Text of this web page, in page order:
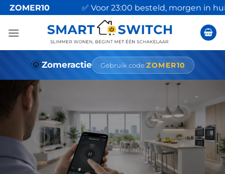
Ga
naar
inhoud
✅ Voor 23:00 besteld, morgen in huis
🌞Zomeractie Gebruik code:ZOMER10